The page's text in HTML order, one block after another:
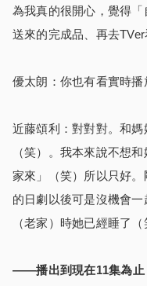
為我真的很開心，覺得
送來的完成品、再去TVer
優太朗：你也有看實時播
近藤頌利：對對對。和
（笑）。我本來說不想
家來」（笑）所以只好
的日劇以後可是沒機會
（老家）時她已經睡了
――播出到現在11集為止